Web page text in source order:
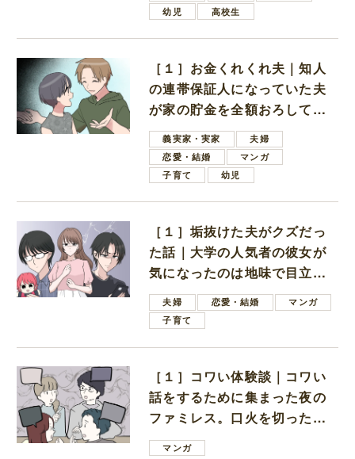
幼児
高校生
［１］お金くれくれ夫｜知人
の連帯保証人になっていた夫
が家の貯金を全額おろしてほ
しいと言ってきた
義実家・実家
夫婦
恋愛・結婚
マンガ
子育て
幼児
［１］垢抜けた夫がクズだっ
た話｜大学の人気者の彼女が
気になったのは地味で目立た
ない男子学生
夫婦 恋愛・結婚
マンガ
子育て
［１］コワい体験談｜コワい
話をするために集まった夜の
ファミレス。口火を切ったの
は電車好きの男の子ママ
マンガ